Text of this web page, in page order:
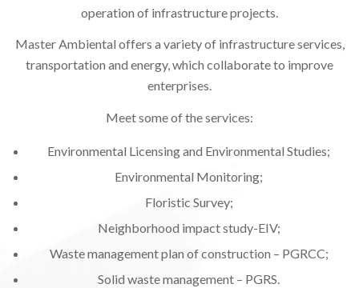
operation of infrastructure projects.
Master Ambiental offers a variety of infrastructure services,
transportation and energy, which collaborate to improve
enterprises.
Meet some of the services:
Environmental Licensing and Environmental Studies;
Environmental Monitoring;
Floristic Survey;
Neighborhood impact study-EIV;
Waste management plan of construction – PGRCC;
Solid waste management – PGRS.